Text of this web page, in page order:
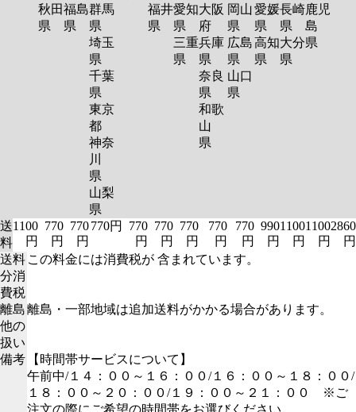
秋田
県
福島
県
群馬
県
埼玉
県
千葉
県
東京
都
神奈
川
県
山梨
県
福井
県
愛知
県
三重
県
大阪
府
兵庫
県
奈良
県
和歌
山
県
岡山
県
広島
県
山口
県
愛媛
県
高知
県
長崎
県
大分
県
鹿児
島
県
送
料
1100
円
770
円
770
円
770円
770
円
770
円
770
円
770
円
770
円
990
円
1100
円
1100
円
2860
円
送料
分消
費税
この料金には消費税が 含まれています。
離島
他の
扱い
離島・一部地域は追加送料がかかる場合があります。
備考
【時間帯サービスについて】
午前中/１４：００～１６：００/１６：００～１８：００/
１８：００～２０：００/１９：００～２１：００ ※ご
注文の際にご希望の時間帯をお選びください。